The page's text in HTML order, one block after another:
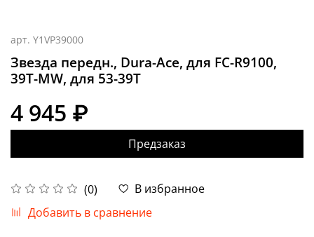
арт. Y1VP39000
Звезда передн., Dura-Ace, для FC-R9100,
39T-MW, для 53-39T
(0)
В избранное
Добавить в сравнение
4 945 ₽
Предзаказ